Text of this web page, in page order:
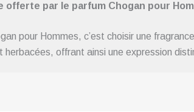
offerte par le parfum Chogan pour
pour Hommes, c’est choisir une
herbacées, offrant ainsi une expression